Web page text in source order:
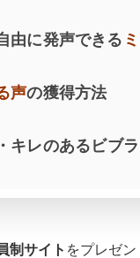
由に発声できる
声の獲得方法
・キレのあるビブ
制サイト をプレゼン